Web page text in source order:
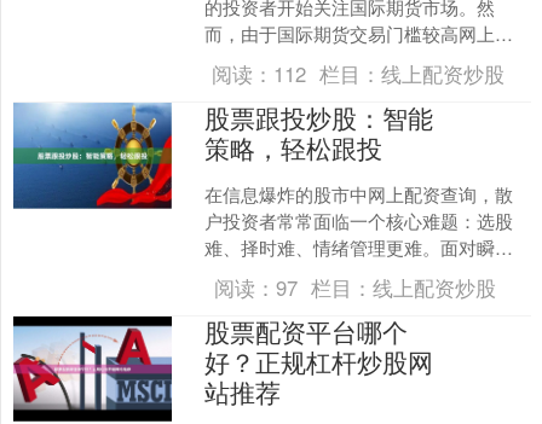
的投资者开始关注国际期货市场。然
而，由于国际期货交易门槛较高网上配
资网，许多投资者选择通过“配资”方式参
与。本文将为您详细解析....
阅读： 112 栏目： 线上配资炒股
股票跟投炒股：智能
策略，轻松跟投
在信息爆炸的股市中网上配资查询，散
户投资者常常面临一个核心难题：选股
难、择时难、情绪管理更难。面对瞬息
万变的市场行情，即便拥有丰富的理论
知识，实际操作中依然容易....
阅读：97 栏目：线上配资炒股
股票配资平台哪个
好？正规杠杆炒股网
站推荐